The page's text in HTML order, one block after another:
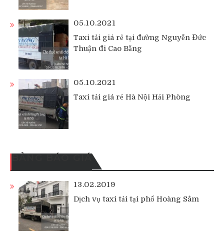
05.10.2021
Taxi tải giá rẻ tại đường Nguyễn Đức
Thuận đi Cao Bằng
05.10.2021
Taxi tải giá rẻ Hà Nội Hải Phòng
BẢNG BÁO GIÁ
13.02.2019
Dịch vụ taxi tải tại phố Hoàng Sâm